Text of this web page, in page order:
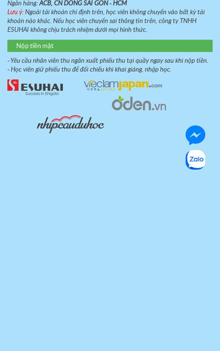
Ngân hàng: ACB, CN DONG SAI GON - HCM
Lưu ý: Ngoài tài khoản chỉ định trên, học viên không chuyển vào bất kỳ tài
khoản nào khác. Nếu học viên chuyển sai thông tin trên, công ty TNHH
ESUHAI không chịu trách nhiệm dưới mọi hình thức.
Nộp tiền mặt
- Yêu cầu nhân viên thu ngân xuất phiếu thu tại quầy ngay sau khi nộp tiền.
- Học viên giữ phiếu thu để đối chiếu khi khai giảng, nhập học.